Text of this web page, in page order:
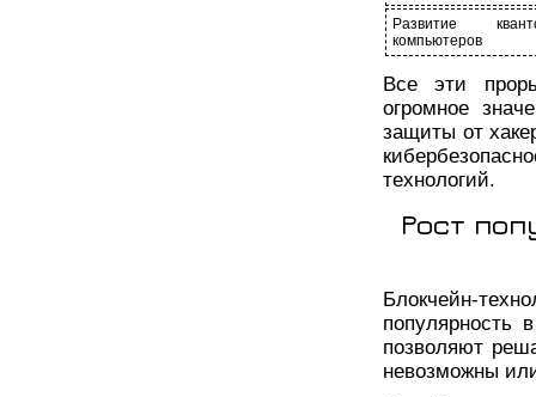
Развитие
компьютеров
Все эти
огромное
защиты от
технологий.
Рост
Блокчейн-
популярность
позволяют
невозможны